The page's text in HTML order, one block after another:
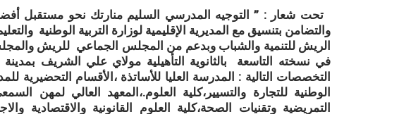
تحت شعار : ” التوجيه المدرسي السليم منارتك نحو مستقبل
والتضامن بتنسيق مع المديرية الإقليمية لوزارة التربية الوطنية
الريش للتنمية والشباب وبدعم من المجلس الجماعي للريش
التخصصات التالية : المدرسة العليا للأساتذة ،الأقسام التحضيرية
الوطنية للتجارة والتسيير،كلية العلوم.،المعهد العالي لمهن
التمريضية وتقنيات الصحة،كلية العلوم القانونية والاقتصادية